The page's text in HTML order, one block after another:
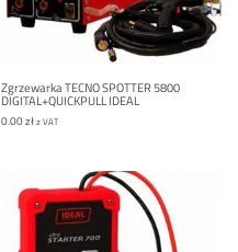
Zgrzewarka TECNO SPOTTER 5800
DIGITAL+QUICKPULL IDEAL
0.00złz VAT